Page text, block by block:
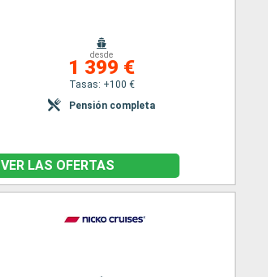
desde
1 399 €
Tasas: +100 €
Pensión completa
VER LAS OFERTAS